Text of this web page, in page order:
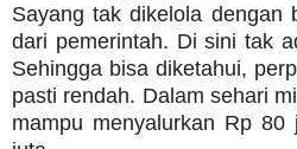
Sayang tak dikelola dengan
dari pemerintah. Di sini tak
Sehingga bisa diketahui,
pasti rendah. Dalam sehari
mampu menyalurkan Rp